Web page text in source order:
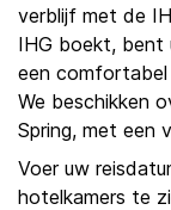
verblijf met de
IHG boekt, bent
een comfortabel
We beschikken
Spring, met een
Voer uw
hotelkamers te